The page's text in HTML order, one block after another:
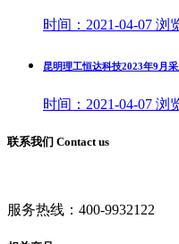
时间： 2021-04-07 浏
昆明理工恒达科技2023年9月
时间： 2021-04-07 浏
联系我们 Contact us
服务热线： 400-9932122